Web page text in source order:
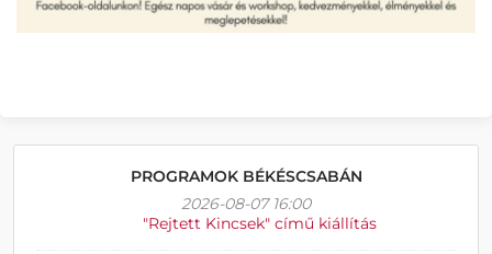
PROGRAMOK BÉKÉSCSABÁN
2026-08-07 16:00
"Rejtett Kincsek" című kiállítás